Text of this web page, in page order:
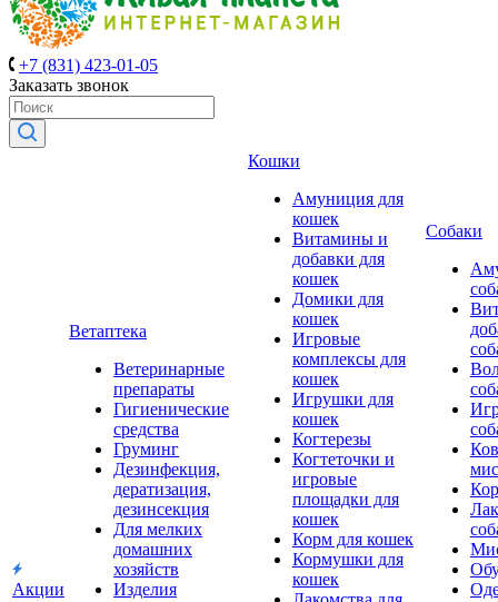
+7 (831) 423-01-05
Заказать звонок
Акции
Ветаптека
Ветеринарные
препараты
Гигиенические
средства
Груминг
Дезинфекция,
дератизация,
дезинсекция
Для мелких
домашних
хозяйств
Изделия
Кошки
Амуниция для
кошек
Витамины и
добавки для
кошек
Домики для
кошек
Игровые
комплексы для
кошек
Игрушки для
кошек
Когтерезы
Когтеточки и
игровые
площадки для
кошек
Корм для кошек
Кормушки для
кошек
Собаки